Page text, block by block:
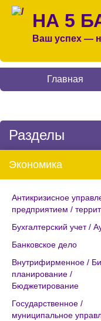
НА 5
Ваш успех —
Главная
Разделы
Экономика
Антикризисное
предприятием /
Бухгалтерский учет /
Банковское дело
Внутрифирменное /
планирование /
Бюджетирование
Государственное /
муниципальное